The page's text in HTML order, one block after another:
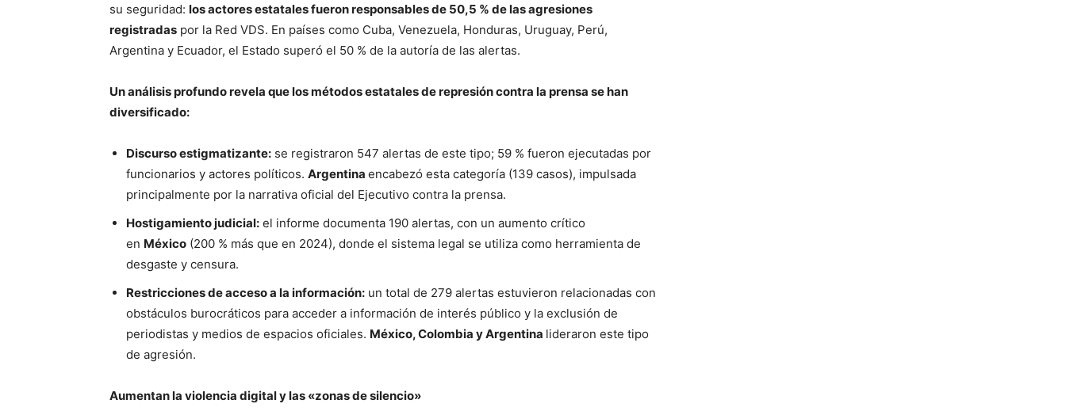
su seguridad: los actores estatales fueron responsables de 50,5 % de las agresiones
registradas por la Red VDS. En países como Cuba, Venezuela, Honduras, Uruguay, Perú,
Argentina y Ecuador, el Estado superó el 50 % de la autoría de las alertas.
Un análisis profundo revela que los métodos estatales de represión contra la prensa se han
diversificado:
Discurso estigmatizante: se registraron 547 alertas de este tipo; 59 % fueron ejecutadas por
funcionarios y actores políticos. Argentina encabezó esta categoría (139 casos), impulsada
principalmente por la narrativa oficial del Ejecutivo contra la prensa.
Hostigamiento judicial: el informe documenta 190 alertas, con un aumento crítico
en México (200 % más que en 2024), donde el sistema legal se utiliza como herramienta de
desgaste y censura.
Restricciones de acceso a la información: un total de 279 alertas estuvieron relacionadas con
obstáculos burocráticos para acceder a información de interés público y la exclusión de
periodistas y medios de espacios oficiales. México, Colombia y Argentina lideraron este tipo
de agresión.
Aumentan la violencia digital y las «zonas de silencio»